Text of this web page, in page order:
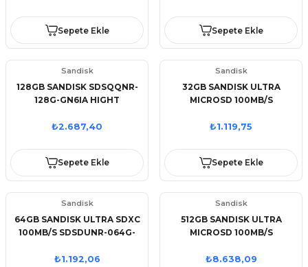
Sepete Ekle Sepete Ekle
Sandisk
128GB SANDISK SDSQQNR-
128G-GN6IA HIGHT
₺2.687,40
Sepete Ekle
Sandisk
32GB SANDISK ULTRA
MICROSD 100MB/S
₺1.119,75
Sepete Ekle
Sandisk
64GB SANDISK ULTRA SDXC
100MB/S SDSDUNR-064G-
₺1.192,06
Sandisk
512GB SANDISK ULTRA
MICROSD 100MB/S
₺8.638,09